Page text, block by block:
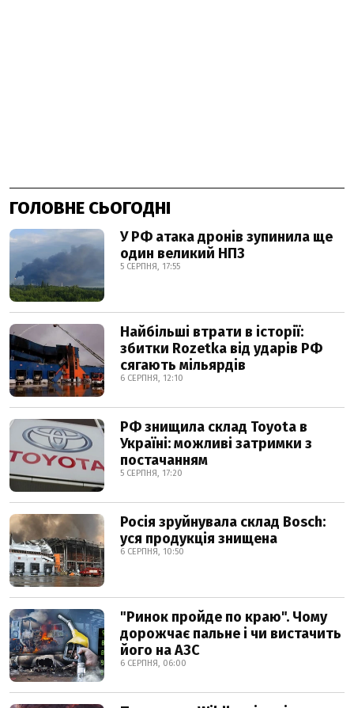
ГОЛОВНЕ СЬОГОДНІ
У РФ атака дронів зупинила ще
один великий НПЗ
5 СЕРПНЯ, 17:55
Найбільші втрати в історії:
збитки Rozetka від ударів РФ
сягають мільярдів
6 СЕРПНЯ, 12:10
РФ знищила склад Toyota в
Україні: можливі затримки з
постачанням
5 СЕРПНЯ, 17:20
Росія зруйнувала склад Bosch:
уся продукція знищена
6 СЕРПНЯ, 10:50
"Ринок пройде по краю". Чому
дорожчає пальне і чи вистачить
його на АЗС
6 СЕРПНЯ, 06:00